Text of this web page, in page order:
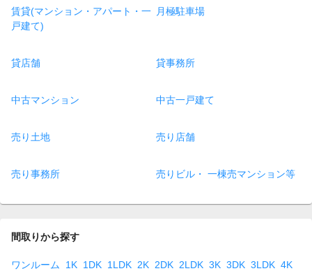
賃貸(マンション・アパート・一
戸建て)
月極駐車場
貸店舗 貸事務所
中古マンション 中古一戸建て
売り土地 売り店舗
売り事務所 売りビル・ 一棟売マンション等
間取りから探す
ワンルーム 1K 1DK 1LDK 2K 2DK 2LDK 3K 3DK 3LDK 4K